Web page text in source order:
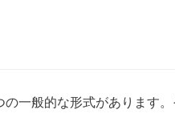
一般的な形式があります